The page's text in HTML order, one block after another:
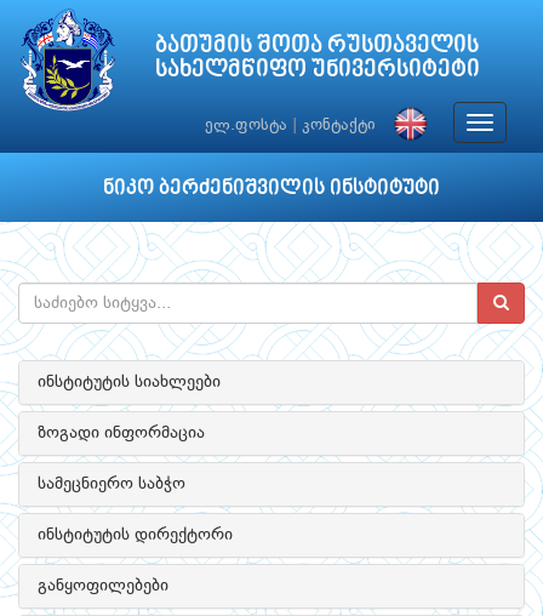
ბათუმის შოთა რუსთაველის
სახელმწიფო უნივერსიტეტი
ელ.ფოსტა კონტაქტი
Toggle
ნიკო ბერძენიშვილის ინსტიტუტი
ინსტიტუტის სიახლეები
ზოგადი ინფორმაცია
სამეცნიერო საბჭო
ინსტიტუტის დირექტორი
განყოფილებები